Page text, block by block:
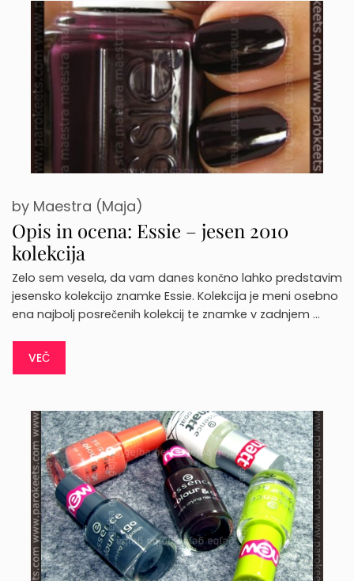
Opis in ocena: Essie – jesen 2010
kolekcija
by Maestra (Maja)
Zelo sem vesela, da vam danes končno lahko predstavim
jesensko kolekcijo znamke Essie. Kolekcija je meni osebno
ena najbolj posrečenih kolekcij te znamke v zadnjem …
VEČ